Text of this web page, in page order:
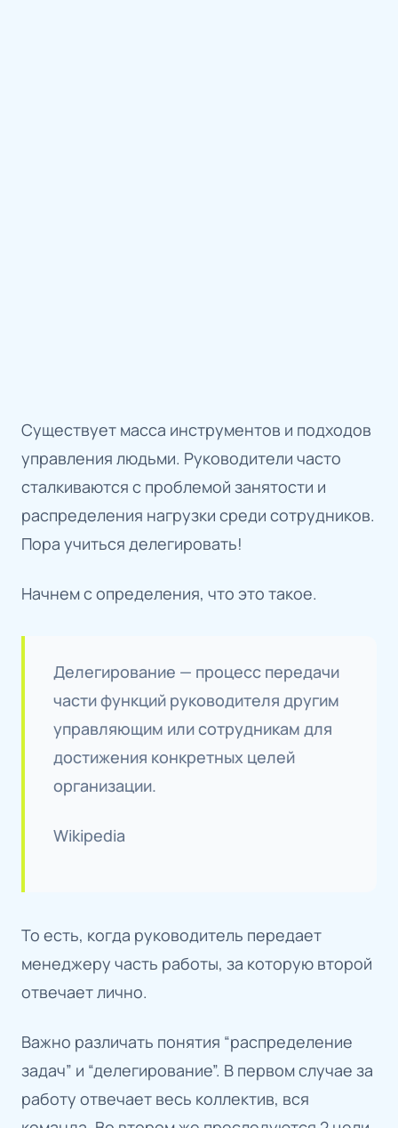
Существует масса инструментов и подходов
управления людьми. Руководители часто
сталкиваются с проблемой занятости и
распределения нагрузки среди сотрудников.
Пора учиться делегировать!
Начнем с определения, что это такое.
Делегирование — процесс передачи
части функций руководителя другим
управляющим или сотрудникам для
достижения конкретных целей
организации.
Wikipedia
То есть, когда руководитель передает
менеджеру часть работы, за которую второй
отвечает лично.
Важно различать понятия “распределение
задач” и “делегирование”. В первом случае за
работу отвечает весь коллектив, вся